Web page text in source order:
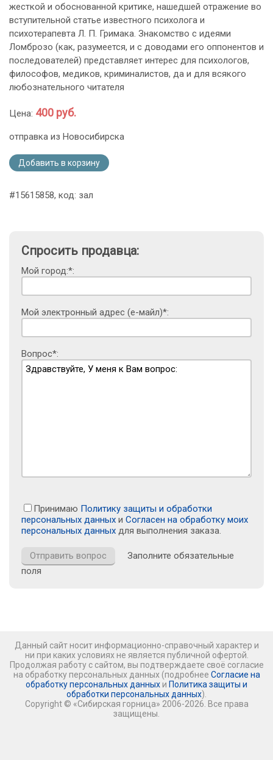
жесткой и обоснованной критике, нашедшей отражение во
вступительной статье известного психолога и
психотерапевта Л. П. Гримака. Знакомство с идеями
Ломброзо (как, разумеется, и с доводами его оппонентов и
последователей) представляет интерес для психологов,
философов, медиков, криминалистов, да и для всякого
любознательного читателя
Цена: 400 руб.
отправка из Новосибирска
Добавить в корзину
#15615858, код: зал
Спросить продавца:
Мой город:*:
Мой электронный адрес (е-майл)*:
Вопрос*:
Принимаю Политику защиты и обработки
персональных данных и Согласен на обработку моих
персональных данных для выполнения заказа.
Заполните обязательные
поля
Данный сайт носит информационно-справочный характер и
ни при каких условиях не является публичной офертой.
Продолжая работу с сайтом, вы подтверждаете своё согласие
на обработку персональных данных (подробнее Согласие на
обработку персональных данных и Политика защиты и
обработки персональных данных).
Copyright © «Сибирская горница» 2006-2026. Все права
защищены.